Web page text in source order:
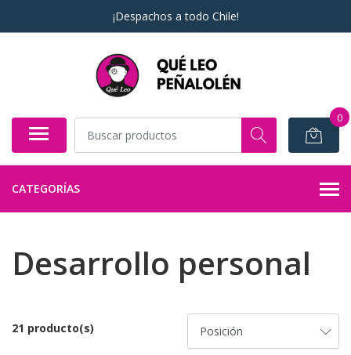
¡Despachos a todo Chile!
0
CATEGORÍAS
Desarrollo personal
21 producto(s)